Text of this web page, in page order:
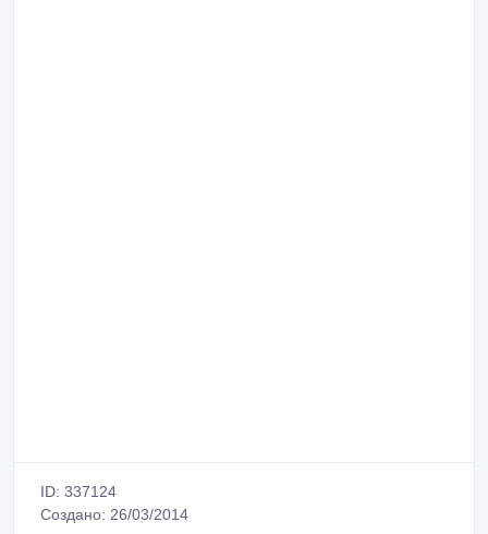
ID: 337124
Создано: 26/03/2014